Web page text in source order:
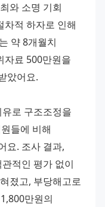
와 소명 기회
차적 하자로 인해
약 8개월치
자료 500만원을
았어요.
로 구조조정을
들에 비해
요. 조사 결과,
적인 평가 없이
졌고, 부당해고로
만원의